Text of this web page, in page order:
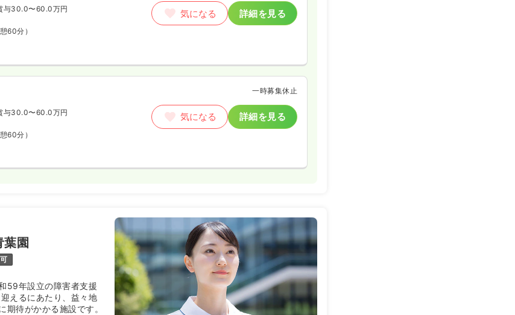
与30.0〜60.0万円
憩60分）
気になる 詳細を見る
一時募集休止
与30.0〜60.0万円
憩60分）
気になる 詳細を見る
葉園
59年設立の障害者支援
えるにあたり、益々地
期待がかかる施設です。